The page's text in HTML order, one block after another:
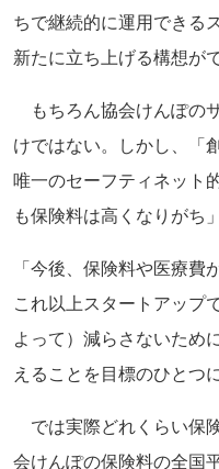
ちで継続的に運用できる
新たに立ち上げる構想が
もちろん協会けんぽの
けではない。しかし、「
唯一のセーフティネット
も保険料は高くなりがち
「今後、保険料や医療費
これ以上スタートアップ
よって）減らさないため
えることを目標のひとつ
では実際どれくらい保
会けんぽの保険料の全国